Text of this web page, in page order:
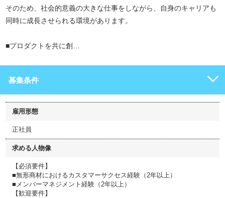
そのため、社会的意義の大きな仕事をしながら、自身のキャリアも
同時に成長させられる環境があります。
■プロダクトを共に創…
募集条件
雇用形態
正社員
求める人物像
【必須要件】
■無形商材におけるカスタマーサクセス経験（2年以上）
■メンバーマネジメント経験（2年以上）
【歓迎要件】